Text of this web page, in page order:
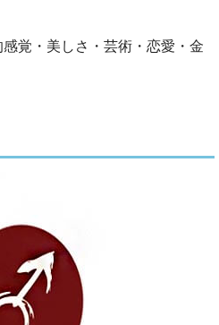
覚・美しさ・芸術・恋愛・金